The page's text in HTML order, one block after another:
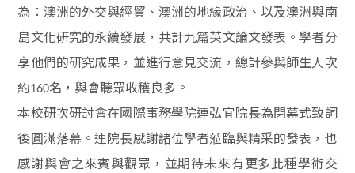
為：澳洲的外交與經貿、澳洲的地緣政治、以及澳洲與南
島文化研究的永續發展，共計九篇英文論文發表。學者分
享他們的研究成果，並進行意見交流，總計參與師生人次
約160名，與會聽眾收穫良多。
本校研次研討會在國際事務學院連弘宜院長為閉幕式致詞
後圓滿落幕。連院長感謝諸位學者蒞臨與精采的發表，也
感謝與會之來賓與觀眾，並期待未來有更多此種學術交